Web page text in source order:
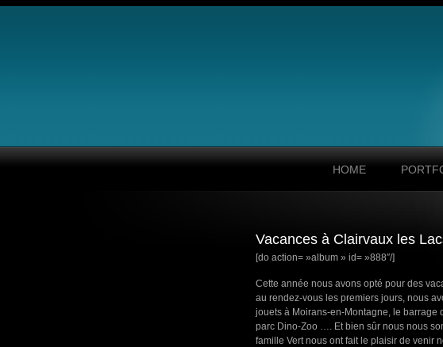
HOME
Vacances à Clairvaux les
[do action= »album » id= »888″/]
Cette année nous avons opté pour des
au rendez-vous les premiers jours, nous
jouets à Moirans-en-Montagne, le barrage
parc Dino-Zoo …. Et bien sûr nous nous
famille Vert nous ont fait le plaisir de venir